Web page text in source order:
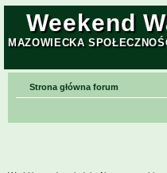
Weekend
MAZOWIECKA
Strona główna forum